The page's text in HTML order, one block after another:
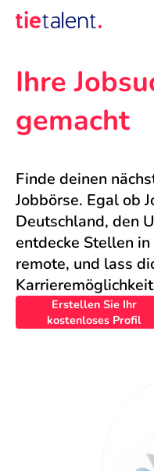
Ihre
gemacht
Finde deinen
Jobbörse. Egal ob
Deutschland, den
entdecke Stellen
remote, und lass
Erstellen Sie Ihr
kostenloses Profil